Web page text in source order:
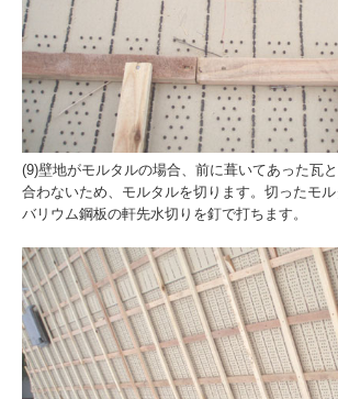
(9)壁地がモルタルの場合、前に葺いてあった瓦
合わないため、モルタルを切ります。切ったモ
バリウム鋼板の軒先水切りを釘で打ちます。